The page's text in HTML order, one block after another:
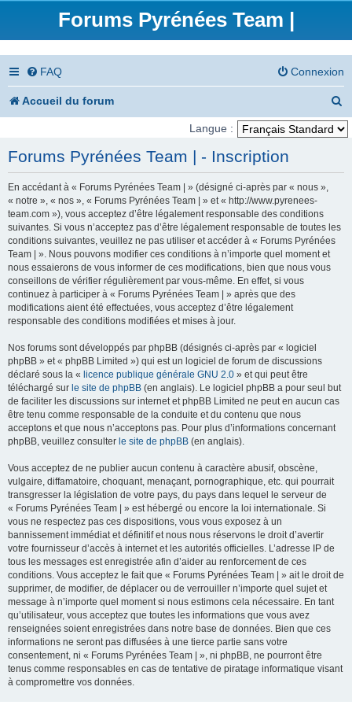
Forums Pyrénées Team |
FAQ Connexion
Accueil du forum
e
h
Langue :
Forums Pyrénées Team | - Inscription
En accédant à « Forums Pyrénées Team | » (désigné ci-après par « nous »,
« notre », « nos », « Forums Pyrénées Team | » et « http://www.pyrenees-
team.com »), vous acceptez d’être légalement responsable des conditions
suivantes. Si vous n’acceptez pas d’être légalement responsable de toutes les
conditions suivantes, veuillez ne pas utiliser et accéder à « Forums Pyrénées
Team | ». Nous pouvons modifier ces conditions à n’importe quel moment et
nous essaierons de vous informer de ces modifications, bien que nous vous
conseillons de vérifier régulièrement par vous-même. En effet, si vous
continuez à participer à « Forums Pyrénées Team | » après que des
modifications aient été effectuées, vous acceptez d’être légalement
responsable des conditions modifiées et mises à jour.
Nos forums sont développés par phpBB (désignés ci-après par « logiciel
phpBB » et « phpBB Limited ») qui est un logiciel de forum de discussions
déclaré sous la « licence publique générale GNU 2.0 » et qui peut être
téléchargé sur le site de phpBB (en anglais). Le logiciel phpBB a pour seul but
de faciliter les discussions sur internet et phpBB Limited ne peut en aucun cas
être tenu comme responsable de la conduite et du contenu que nous
acceptons et que nous n’acceptons pas. Pour plus d’informations concernant
phpBB, veuillez consulter le site de phpBB (en anglais).
Vous acceptez de ne publier aucun contenu à caractère abusif, obscène,
vulgaire, diffamatoire, choquant, menaçant, pornographique, etc. qui pourrait
transgresser la législation de votre pays, du pays dans lequel le serveur de
« Forums Pyrénées Team | » est hébergé ou encore la loi internationale. Si
vous ne respectez pas ces dispositions, vous vous exposez à un
bannissement immédiat et définitif et nous nous réservons le droit d’avertir
votre fournisseur d’accès à internet et les autorités officielles. L’adresse IP de
tous les messages est enregistrée afin d’aider au renforcement de ces
conditions. Vous acceptez le fait que « Forums Pyrénées Team | » ait le droit de
supprimer, de modifier, de déplacer ou de verrouiller n’importe quel sujet et
message à n’importe quel moment si nous estimons cela nécessaire. En tant
qu’utilisateur, vous acceptez que toutes les informations que vous avez
renseignées soient enregistrées dans notre base de données. Bien que ces
informations ne seront pas diffusées à une tierce partie sans votre
consentement, ni « Forums Pyrénées Team | », ni phpBB, ne pourront être
tenus comme responsables en cas de tentative de piratage informatique visant
à compromettre vos données.